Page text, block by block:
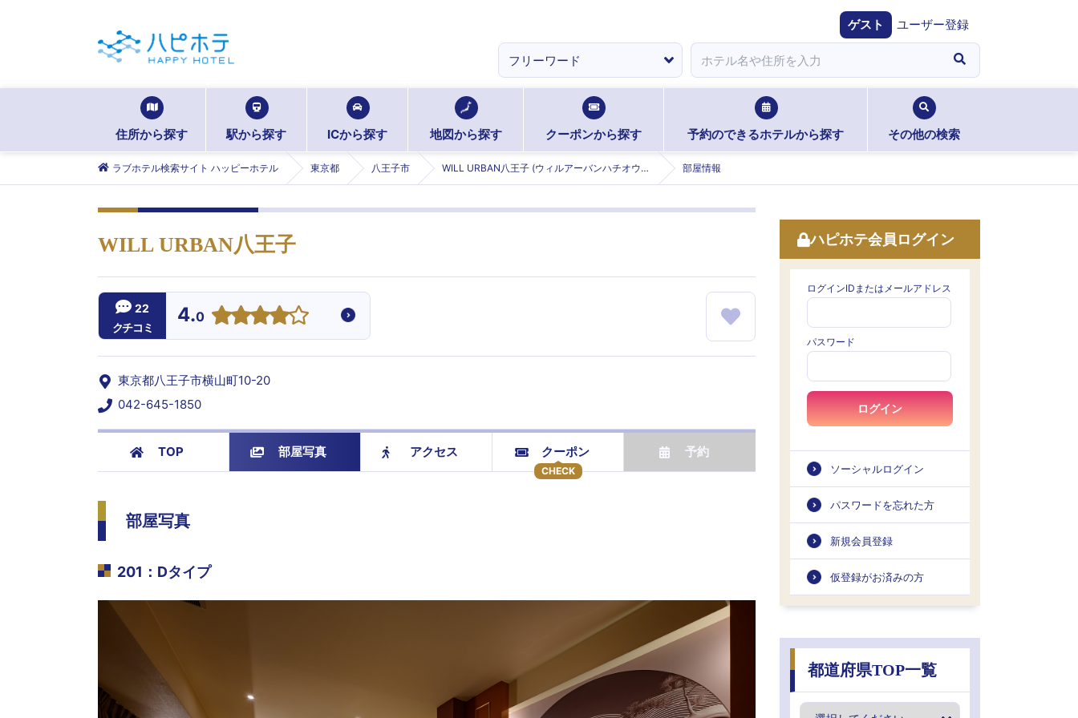
ゲスト ユーザー登録
住所から探す 駅から探す ICから探す 地図から探す クーポンから探す 予約のできるホテルから探す その他の検索
ラブホテル検索サイト ハッピーホテル 東京都 八王子市 WILL URBAN八王子 (ウィルアーバンハチオウジ) 部屋情報
WILL URBAN八王子
22
クチコミ
4.0
東京都八王子市横山町10-20
042-645-1850
TOP 部屋写真 アクセス
CHECK
クーポン 予約
部屋写真
201 ： Dタイプ
ハピホテ会員ログイン
ログインIDまたはメールアドレス
パスワード
ログイン
ソーシャルログイン
パスワードを忘れた方
新規会員登録
仮登録がお済みの方
都道府県TOP一覧